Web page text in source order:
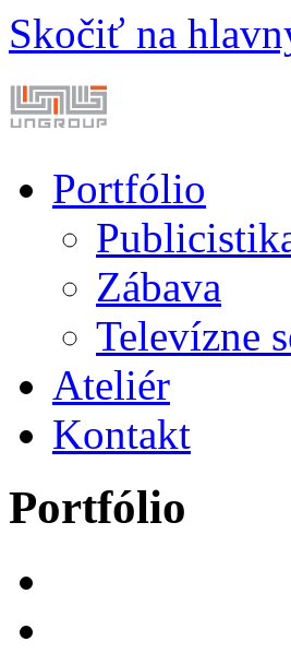
Skočiť na
Portfólio
Zábava
Televízne
Ateliér
Kontakt
Portfólio